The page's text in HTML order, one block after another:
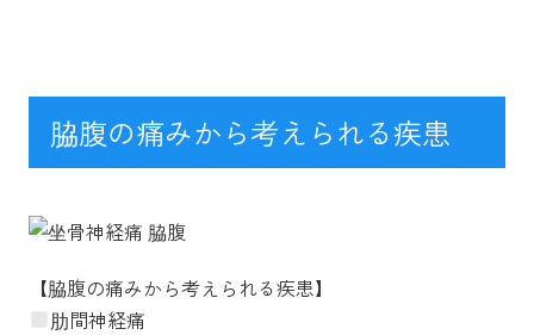
脇腹の痛みから考えられる疾患
【脇腹の痛みから考えられる疾患】
肋間神経痛